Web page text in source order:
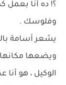
؟! ده أنا
وفلوسك .
يشعر أسامة
ويضعها
الوكيل ، هو